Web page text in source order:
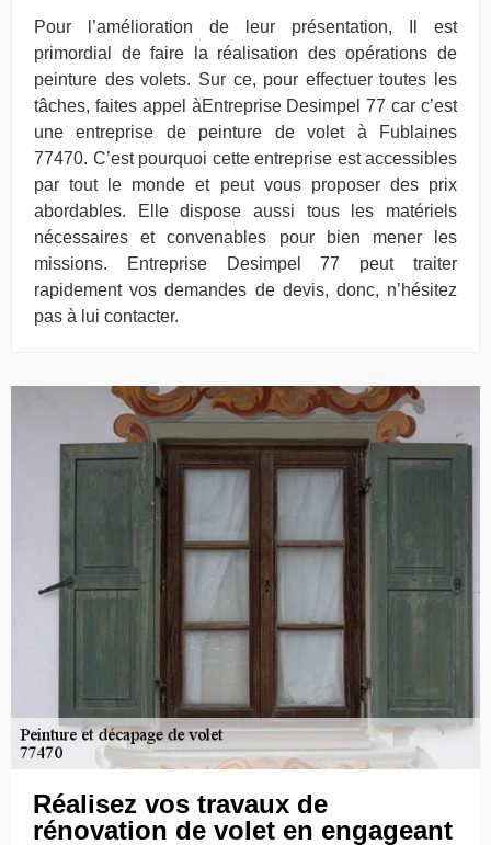
Pour l’amélioration de leur présentation, Il est
primordial de faire la réalisation des opérations de
peinture des volets. Sur ce, pour effectuer toutes les
tâches, faites appel àEntreprise Desimpel 77 car c’est
une entreprise de peinture de volet à Fublaines
77470. C’est pourquoi cette entreprise est accessibles
par tout le monde et peut vous proposer des prix
abordables. Elle dispose aussi tous les matériels
nécessaires et convenables pour bien mener les
missions. Entreprise Desimpel 77 peut traiter
rapidement vos demandes de devis, donc, n’hésitez
pas à lui contacter.
Réalisez vos travaux de
rénovation de volet en engageant